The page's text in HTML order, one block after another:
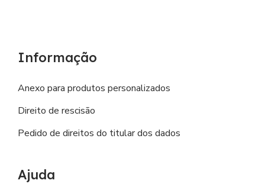
Informação
Anexo para produtos personalizados
Direito de rescisão
Pedido de direitos do titular dos dados
Ajuda